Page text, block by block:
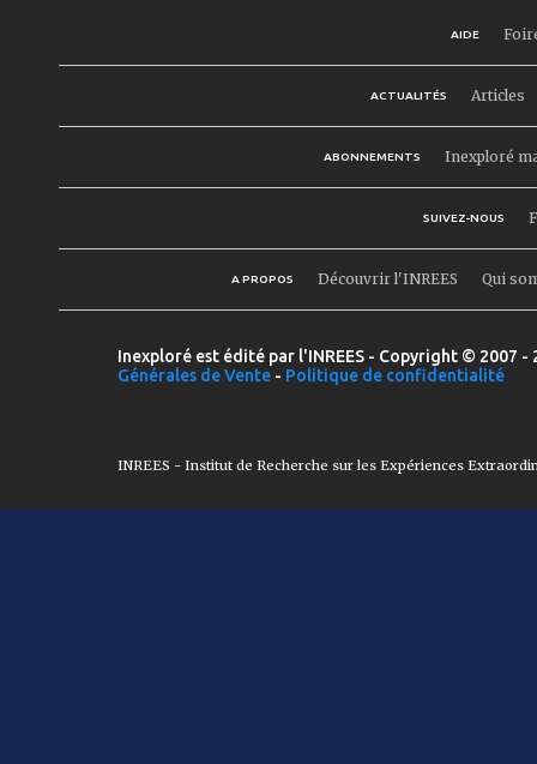
AIDE
ACTUALITÉS Articles
ABONNEMENTS Inexploré
SUIVEZ-NOUS
A PROPOS Découvrir l'INREES Qui
Inexploré est édité par l'INREES - Copyright © 2007
Générales de Vente - Politique de confidentialité
INREES - Institut de Recherche sur les Expériences